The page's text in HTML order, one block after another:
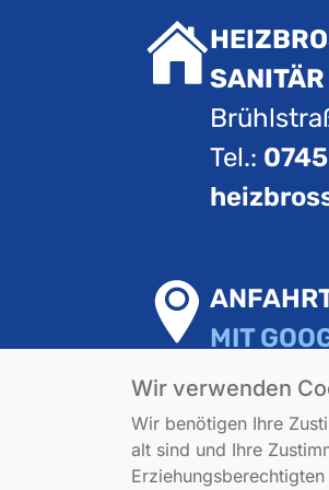
SANITÄR
Tel.:
MIT
Wir verwenden
Wir benötigen Ihre
alt sind und Ihre